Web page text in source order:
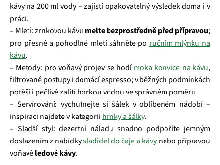
kávy na 200 ml vody – zajistí opakovatelný výsledek doma i v
práci.
– Mletí: zrnkovou kávu melte bezprostředně před přípravou;
pro přesné a pohodlné mletí sáhněte po ručním mlýnku na
kávu.
– Metody: pro voňavý projev se hodí moka konvice na kávu,
filtrované postupy i domácí espresso; v běžných podmínkách
potěší i pečlivé zalití horkou vodou ve správném poměru.
– Servírování: vychutnejte si šálek v oblíbeném nádobí –
inspiraci najdete v kategorii hrnky a šálky.
– Sladší styl: dezertní náladu snadno podpoříte jemným
doslazením z nabídkysladidel do čaje a kávynebo přípravou
voňavéledové kávy.